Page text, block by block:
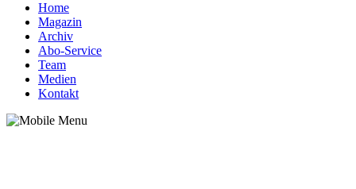
Home
Magazin
Archiv
Abo-Service
Team
Medien
Kontakt